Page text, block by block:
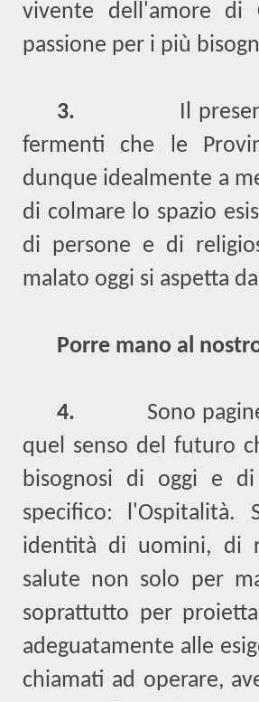
vivente dell'amore
passione per i più
3.
Il
fermenti che le
dunque idealmente a
di colmare lo spazio
di persone e di
malato oggi si aspetta
Porre mano al
4.
Sono
quel senso del futuro
bisognosi di oggi e di
specifico:
identità di uomini, di
salute non solo per
soprattutto per
adeguatamente alle
chiamati ad operare,